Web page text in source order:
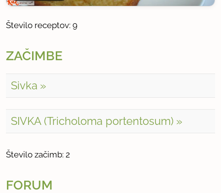
Število receptov: 9
ZAČIMBE
Sivka
SIVKA (Tricholoma portentosum)
Število začimb: 2
FORUM